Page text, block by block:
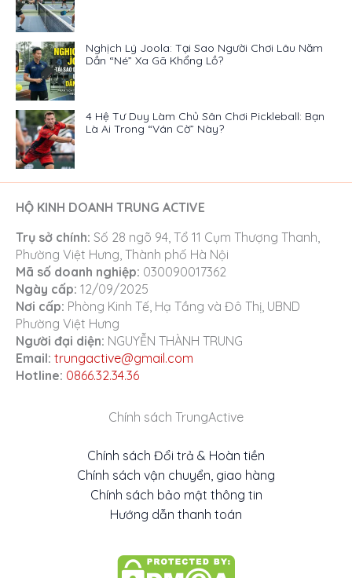
Nghịch Lý Joola: Tại Sao Người Chơi Lâu Năm
Dần “Né” Xa Gã Khổng Lồ?
4 Hệ Tư Duy Làm Chủ Sân Chơi Pickleball: Bạn
Là Ai Trong “Ván Cờ” Này?
HỘ KINH DOANH TRUNG ACTIVE
Trụ sở chính: Số 28 ngõ 94, Tổ 11 Cụm Thượng Thanh,
Phường Việt Hưng, Thành phố Hà Nội
Mã số doanh nghiệp: 030090017362
Ngày cấp: 12/09/2025
Nơi cấp: Phòng Kinh Tế, Hạ Tầng và Đô Thị, UBND
Phường Việt Hưng
Người đại diện: NGUYỄN THÀNH TRUNG
Email: trungactive@gmail.com
Hotline: 0866.32.34.36
Chính sách TrungActive
Chính sách Đổi trả & Hoàn tiền
Chính sách vận chuyển, giao hàng
Chính sách bảo mật thông tin
Hướng dẫn thanh toán